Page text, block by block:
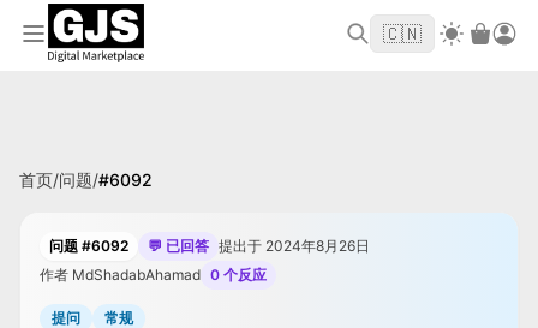
欢迎来到 GJS.MARKET！使用优惠码 WELCOME2026
首单立
🇨🇳
首页/问题/#6092
问题 #6092 💬 已回答 提出于 2024年8月26日
作者 MdShadabAhamad 0 个反应
提问 常规